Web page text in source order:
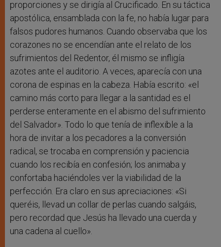
proporciones y se dirigía al Crucificado. En su táctica
apostólica, ensamblada con la fe, no había lugar para
falsos pudores humanos. Cuando observaba que los
corazones no se encendían ante el relato de los
sufrimientos del Redentor, él mismo se infligía
azotes ante el auditorio. A veces, aparecía con una
corona de espinas en la cabeza. Había escrito: «el
camino más corto para llegar a la santidad es el
perderse enteramente en el abismo del sufrimiento
del Salvador». Todo lo que tenía de inflexible a la
hora de invitar a los pecadores a la conversión
radical, se trocaba en comprensión y paciencia
cuando los recibía en confesión; los animaba y
confortaba haciéndoles ver la viabilidad de la
perfección. Era claro en sus apreciaciones: «Si
queréis, llevad un collar de perlas cuando salgáis,
pero recordad que Jesús ha llevado una cuerda y
una cadena al cuello».